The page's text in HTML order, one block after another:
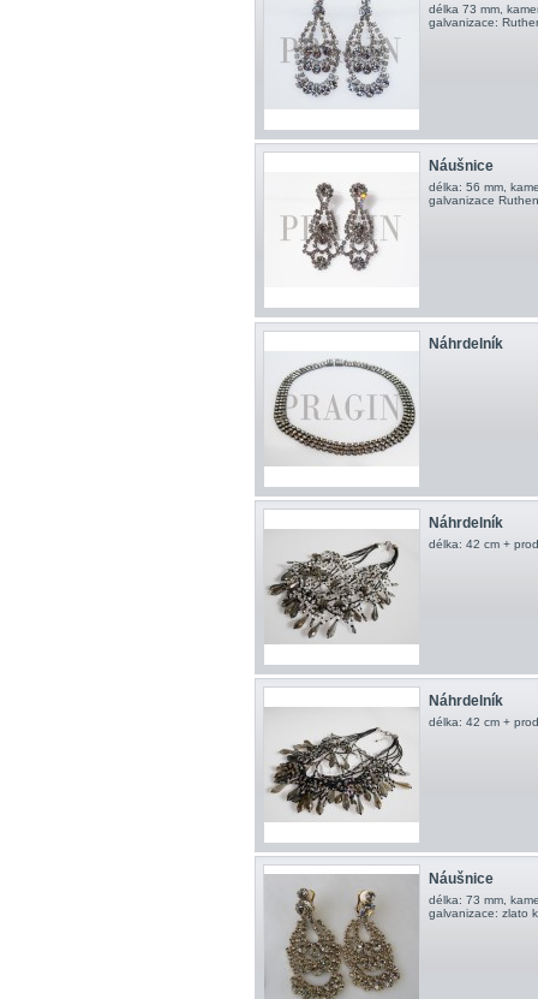
délka 73 mm,
galvanizace:
Náušnice
délka: 56 mm,
galvanizace
Náhrdelník
Náhrdelník
délka: 42 cm +
Náhrdelník
délka: 42 cm +
Náušnice
délka: 73 mm,
galvanizace: zlato